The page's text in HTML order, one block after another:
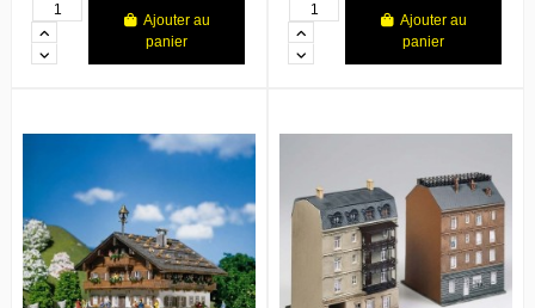
Ajouter au
panier
Ajouter au
panier